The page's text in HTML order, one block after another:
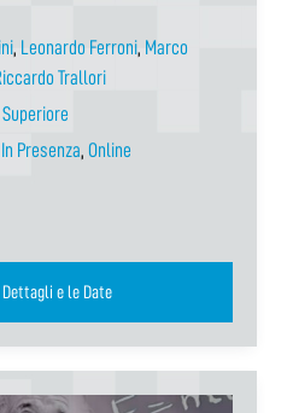
, Leonardo Ferroni, Marco
Trallori
In Presenza, Online
Vedi tutti i Dettagli e le Date